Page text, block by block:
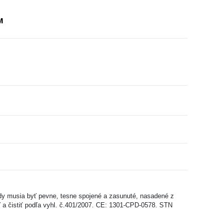
musia byť pevne, tesne spojené a zasunuté, nasadené z
čistiť podľa vyhl. č.401/2007. CE: 1301-CPD-0578. STN